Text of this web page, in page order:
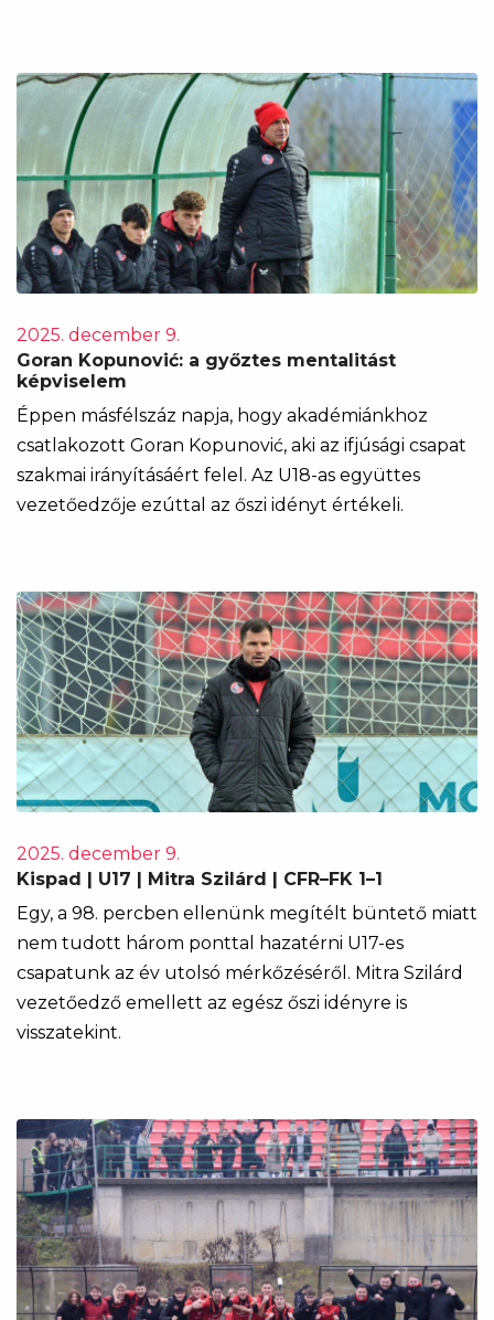
2025. december 9.
Goran Kopunović: a győztes mentalitást
képviselem
Éppen másfélszáz napja, hogy akadémiánkhoz
csatlakozott Goran Kopunović, aki az ifjúsági csapat
szakmai irányításáért felel. Az U18-as együttes
vezetőedzője ezúttal az őszi idényt értékeli.
2025. december 9.
Kispad | U17 | Mitra Szilárd | CFR–FK 1–1
Egy, a 98. percben ellenünk megítélt büntető miatt
nem tudott három ponttal hazatérni U17-es
csapatunk az év utolsó mérkőzéséről. Mitra Szilárd
vezetőedző emellett az egész őszi idényre is
visszatekint.